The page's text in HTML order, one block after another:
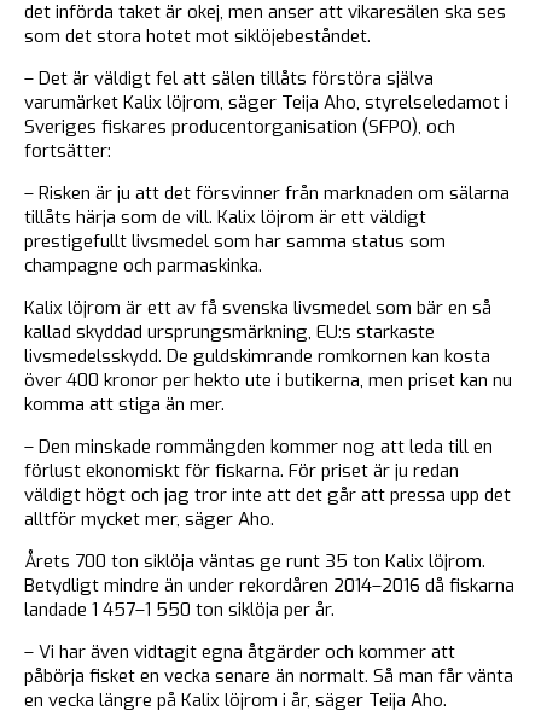
det införda taket är okej, men anser att vikaresälen ska ses
som det stora hotet mot siklöjebeståndet.
– Det är väldigt fel att sälen tillåts förstöra själva
varumärket Kalix löjrom, säger Teija Aho, styrelseledamot i
Sveriges fiskares producentorganisation (SFPO), och
fortsätter:
– Risken är ju att det försvinner från marknaden om sälarna
tillåts härja som de vill. Kalix löjrom är ett väldigt
prestigefullt livsmedel som har samma status som
champagne och parmaskinka.
Kalix löjrom är ett av få svenska livsmedel som bär en så
kallad skyddad ursprungsmärkning, EU:s starkaste
livsmedelsskydd. De guldskimrande romkornen kan kosta
över 400 kronor per hekto ute i butikerna, men priset kan nu
komma att stiga än mer.
– Den minskade rommängden kommer nog att leda till en
förlust ekonomiskt för fiskarna. För priset är ju redan
väldigt högt och jag tror inte att det går att pressa upp det
alltför mycket mer, säger Aho.
Årets 700 ton siklöja väntas ge runt 35 ton Kalix löjrom.
Betydligt mindre än under rekordåren 2014–2016 då fiskarna
landade 1 457–1 550 ton siklöja per år.
– Vi har även vidtagit egna åtgärder och kommer att
påbörja fisket en vecka senare än normalt. Så man får vänta
en vecka längre på Kalix löjrom i år, säger Teija Aho.